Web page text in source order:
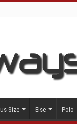
Size Else Polo